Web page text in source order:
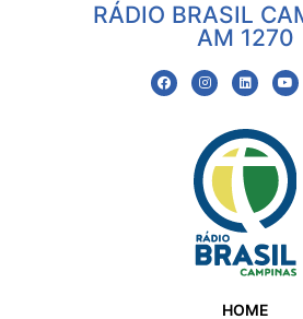
RÁDIO BRASIL
AM 1270
HOME